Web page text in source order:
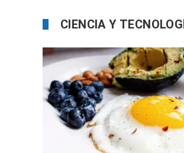
CIENCIA Y